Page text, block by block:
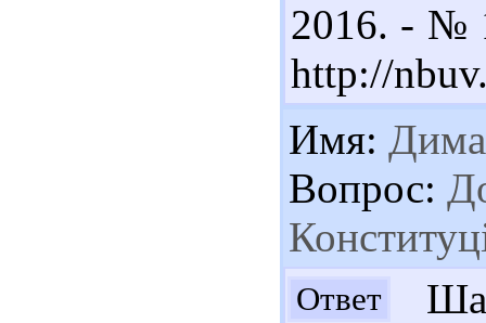
2016. - №
http://
Имя: Дима
Вопрос:
Ответ